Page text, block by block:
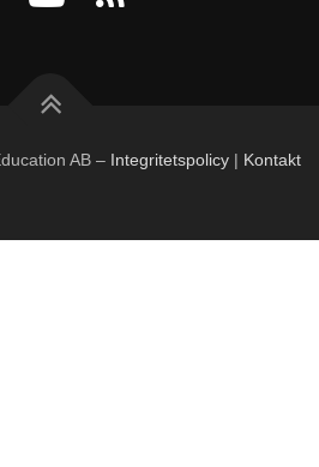
AB – Integritetspolicy | Kontakt